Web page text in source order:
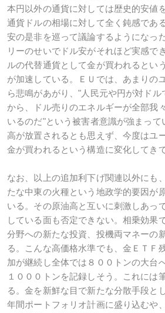
本円以外の通貨に対しては歴史的安値
通貨ドルの相場に対して全く鈍感であ
安の是非を巡って議論するようになっ
リーのせいでドル安がそれほど実感で
ルの代替通貨として金が買われるとい
が加速している。ＥＵでは、あまりの
ら悲鳴があがり、"人民元や円が対ドル
から、ドル売りのエネルギーが全部我
いるのだ"という被害者意識が強まって
高が放置されるとも思えず、今度はユ
金が買われるという構造に変化してきて
なお、以上の追加利下げ関連以外にも
たな中東の火種という地政学的要因が
いる。その原油高と互いに刺激しあっ
している面も否定できない。相乗効果
分野への新たな投資、投機両マネーの
る。こんな高価格水準でも、金ＥＴＦ
加が継続し全体では８００トンの大台
１０００トンを記録しそう。これには
る。金を新鮮な目で新たな分散手段と
年間ポートフォリオ計画に盛り込むや